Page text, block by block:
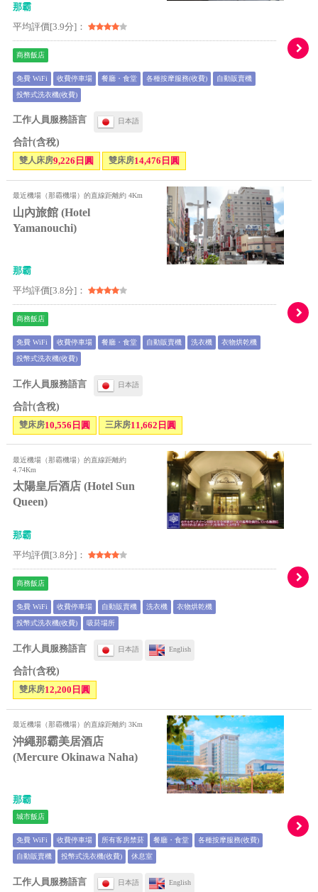
那霸
平均評價[3.9分]：
商務飯店
免費 WiFi 收費停車場 餐廳・食堂 各種按摩服務(收費) 自動販賣機
投幣式洗衣機(收費)
工作人員服務語言 日本語
合計(含稅)
雙人床房9,226日圓 雙床房14,476日圓
最近機場（那霸機場）的直線距離約 4Km
山內旅館 (Hotel
Yamanouchi)
那霸
平均評價[3.8分]：
商務飯店
免費 WiFi 收費停車場 餐廳・食堂 自動販賣機 洗衣機 衣物烘乾機
投幣式洗衣機(收費)
工作人員服務語言 日本語
合計(含稅)
雙床房10,556日圓 三床房11,662日圓
最近機場（那霸機場）的直線距離約
4.74Km
太陽皇后酒店 (Hotel Sun
Queen)
那霸
平均評價[3.8分]：
商務飯店
免費 WiFi 收費停車場 自動販賣機 洗衣機 衣物烘乾機
投幣式洗衣機(收費) 吸菸場所
工作人員服務語言 日本語 English
合計(含稅)
雙床房12,200日圓
最近機場（那霸機場）的直線距離約 3Km
沖繩那霸美居酒店
(Mercure Okinawa Naha)
那霸
城市飯店
免費 WiFi 收費停車場 所有客房禁菸 餐廳・食堂 各種按摩服務(收費)
自動販賣機 投幣式洗衣機(收費) 休息室
工作人員服務語言 日本語 English